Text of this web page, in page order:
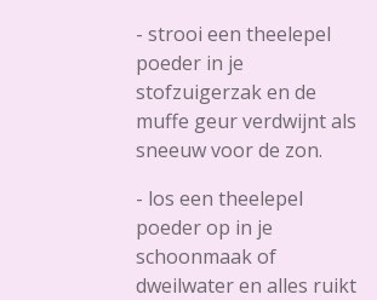
- strooi een theelepel
poeder in je
stofzuigerzak en de
muffe geur verdwijnt als
sneeuw voor de zon.
- los een theelepel
poeder op in je
schoonmaak of
dweilwater en alles ruikt